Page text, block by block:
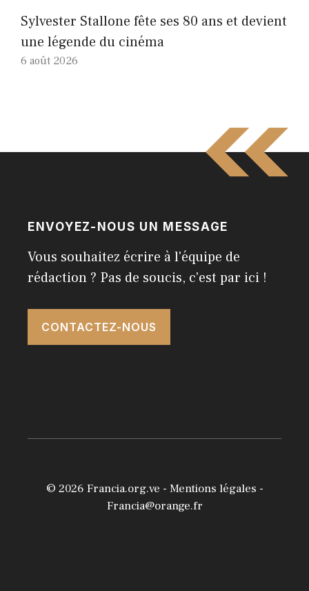
Sylvester Stallone fête ses 80 ans et devient
une légende du cinéma
6 août 2026
ENVOYEZ-NOUS UN MESSAGE
Vous souhaitez écrire à l'équipe de
rédaction ? Pas de soucis, c'est par ici !
CONTACTEZ-NOUS
© 2026 Francia.org.ve - Mentions légales -
Francia@orange.fr